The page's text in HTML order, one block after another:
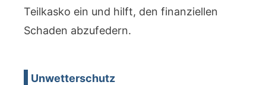
Teilkasko ein und hilft, den finanziellen
Schaden abzufedern.
Unwetterschutz